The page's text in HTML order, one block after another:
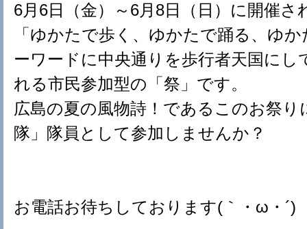
6月6日（金）～6月8日（日）に開催さ
「ゆかたで歩く、ゆかたで踊る、ゆ
ーワードに中央通りを歩行者天国にし
れる市民参加型の「祭」です。
広島の夏の風物詩！であるこのお祭り
隊」隊員として参加しませんか？
お電話お待ちしております(｀・ω・´)